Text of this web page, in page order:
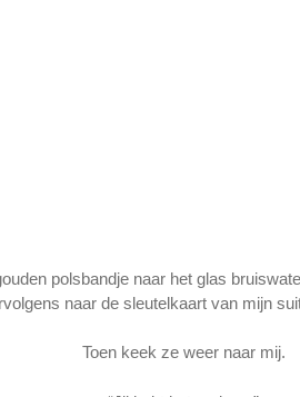
polsbandje naar het glas
naar de sleutelkaart van mijn
Toen keek ze weer naar mij.